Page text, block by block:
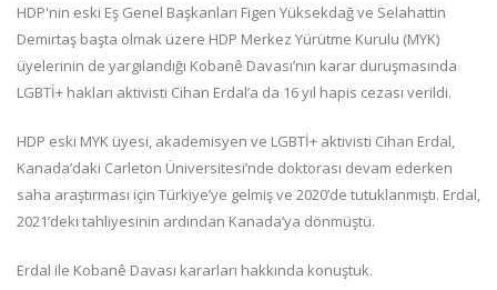
HDP'nin eski Eş Genel Başkanları Figen Yüksekdağ ve Selahattin
Demirtaş başta olmak üzere HDP Merkez Yürütme Kurulu (MYK)
üyelerinin de yargılandığı Kobanê Davası’nın karar duruşmasında
LGBTİ+ hakları aktivisti Cihan Erdal’a da 16 yıl hapis cezası verildi.
HDP eski MYK üyesi, akademisyen ve LGBTİ+ aktivisti Cihan Erdal,
Kanada’daki Carleton Üniversitesi’nde doktorası devam ederken
saha araştırması için Türkiye’ye gelmiş ve 2020’de tutuklanmıştı. Erdal,
2021’deki tahliyesinin ardından Kanada’ya dönmüştü.
Erdal ile Kobanê Davası kararları hakkında konuştuk.